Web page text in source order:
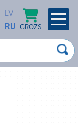
LV
RU GROZS